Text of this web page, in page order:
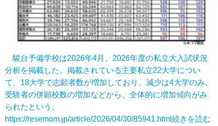
駿台予備学校は2026年4月、2026年度の私立大入試状況
分析を掲載した。掲載されている主要私立22大学につい
て、18大学で志願者数が増加しており、減少は4大学のみ。
受験者の併願校数の増加などから、全体的に増加傾向がみ
られたという。
https://resemom.jp/article/2026/04/30/85941.html 続きを読む